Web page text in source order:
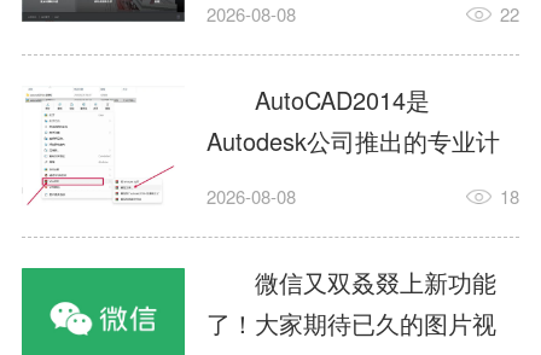
AutoCAD2014这款软件，进
入AutoCAD2014的操作界
面，如图所示：2.在该界面内
找到矩形选项，如图所示：3.
点击矩...
办的解决方法，有需要的小
伙伴可以来了解了解哦。1.打
开控制面板，选择
AutodeskAutoCAD2014。2.
等AutodeskAutoCAD2014的
安装程序加载完毕。3.选择添
加/...
2026-08-08 22
AutoCAD2014是
Autodesk公司推出的专业计
算机辅助设计（CAD）软
子、建筑、服装等多个工程
与设计领域。作为行业标准
工具之一，它提供了强大的
2026-08-08 18
微信又双叒叕上新功能
了！大家期待已久的图片视